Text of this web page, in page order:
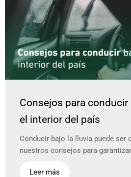
Consejos para conducir
el interior del país
Conducir bajo la lluvia puede ser
nuestros consejos para
Leer más